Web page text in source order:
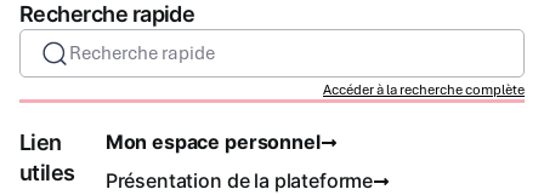
Recherche rapide
Recherche rapide
Accéder à la recherche complète
Lien
utiles
Mon espace personnel
Présentation de la plateforme